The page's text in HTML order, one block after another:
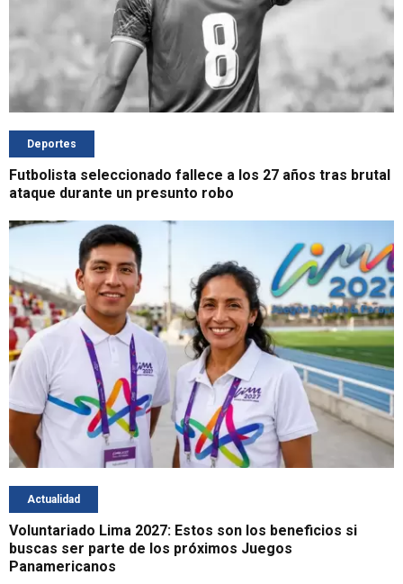
Deportes
Futbolista seleccionado fallece a los 27 años tras brutal
ataque durante un presunto robo
Actualidad
Voluntariado Lima 2027: Estos son los beneficios si
buscas ser parte de los próximos Juegos
Panamericanos